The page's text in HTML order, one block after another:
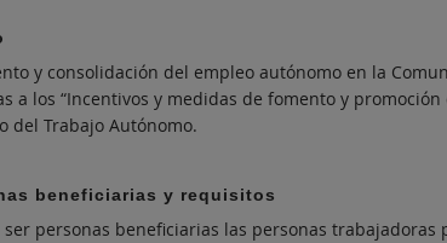
y consolidación del empleo autónomo en la
a los “Incentivos y medidas de fomento y
del Trabajo Autónomo.
beneficiarias y requisitos
ser personas beneficiarias las personas